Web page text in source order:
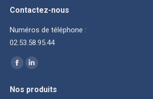
Contactez-nous
Numéros de téléphone :
02.53.58.95.44
Trouvez nous sur :
La
Facebook
La
LinkedIn
Nos produits